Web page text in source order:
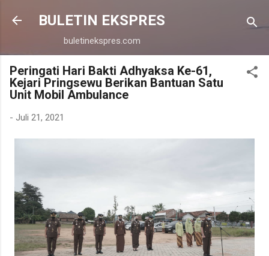
Langsung ke konten utama
BULETIN EKSPRES
buletinekspres.com
Peringati Hari Bakti Adhyaksa Ke-61,
Kejari Pringsewu Berikan Bantuan Satu
Unit Mobil Ambulance
- Juli 21, 2021